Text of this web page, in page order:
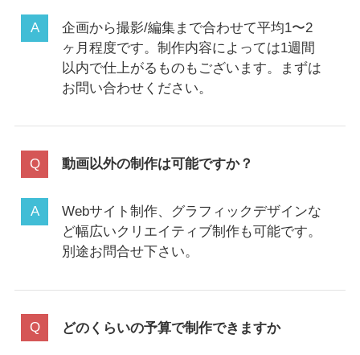
企画から撮影/編集まで合わせて平均1〜2
ヶ月程度です。制作内容によっては1週間
以内で仕上がるものもございます。まずは
お問い合わせください。
動画以外の制作は可能ですか？
Webサイト制作、グラフィックデザインな
ど幅広いクリエイティブ制作も可能です。
別途お問合せ下さい。
どのくらいの予算で制作できますか